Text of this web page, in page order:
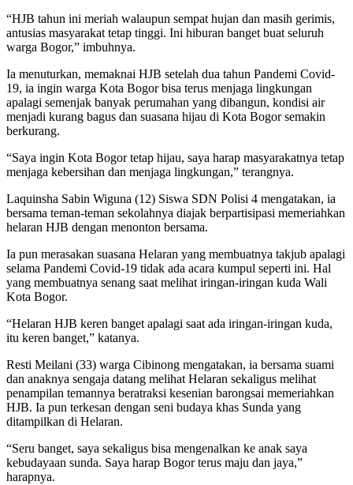
“HJB tahun ini meriah walaupun sempat hujan dan masih gerimis,
antusias masyarakat tetap tinggi. Ini hiburan banget buat seluruh
warga Bogor,” imbuhnya.
Ia menuturkan, memaknai HJB setelah dua tahun Pandemi Covid-
19, ia ingin warga Kota Bogor bisa terus menjaga lingkungan
apalagi semenjak banyak perumahan yang dibangun, kondisi air
menjadi kurang bagus dan suasana hijau di Kota Bogor semakin
berkurang.
“Saya ingin Kota Bogor tetap hijau, saya harap masyarakatnya tetap
menjaga kebersihan dan menjaga lingkungan,” terangnya.
Laquinsha Sabin Wiguna (12) Siswa SDN Polisi 4 mengatakan, ia
bersama teman-teman sekolahnya diajak berpartisipasi memeriahkan
helaran HJB dengan menonton bersama.
Ia pun merasakan suasana Helaran yang membuatnya takjub apalagi
selama Pandemi Covid-19 tidak ada acara kumpul seperti ini. Hal
yang membuatnya senang saat melihat iringan-iringan kuda Wali
Kota Bogor.
“Helaran HJB keren banget apalagi saat ada iringan-iringan kuda,
itu keren banget,” katanya.
Resti Meilani (33) warga Cibinong mengatakan, ia bersama suami
dan anaknya sengaja datang melihat Helaran sekaligus melihat
penampilan temannya beratraksi kesenian barongsai memeriahkan
HJB. Ia pun terkesan dengan seni budaya khas Sunda yang
ditampilkan di Helaran.
“Seru banget, saya sekaligus bisa mengenalkan ke anak saya
kebudayaan sunda. Saya harap Bogor terus maju dan jaya,”
harapnya.